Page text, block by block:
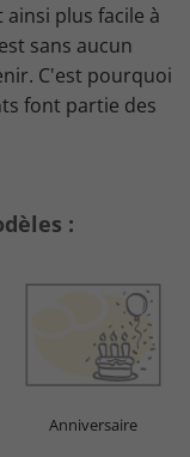
plus facile à
sans aucun
C'est pourquoi
font partie des
:
Anniversaire